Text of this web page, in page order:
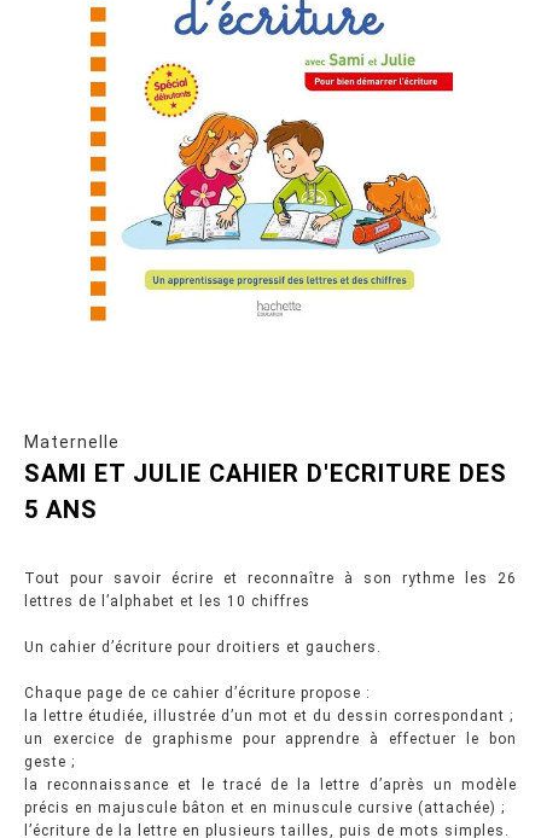
Maternelle
SAMI ET JULIE CAHIER D'ECRITURE DES
5 ANS
Tout pour savoir écrire et reconnaître à son rythme les 26
lettres de l’alphabet et les 10 chiffres
Un cahier d’écriture pour droitiers et gauchers.
Chaque page de ce cahier d’écriture propose :
la lettre étudiée, illustrée d’un mot et du dessin correspondant ;
un exercice de graphisme pour apprendre à effectuer le bon
geste ;
la reconnaissance et le tracé de la lettre d’après un modèle
précis en majuscule bâton et en minuscule cursive (attachée) ;
l’écriture de la lettre en plusieurs tailles, puis de mots simples.